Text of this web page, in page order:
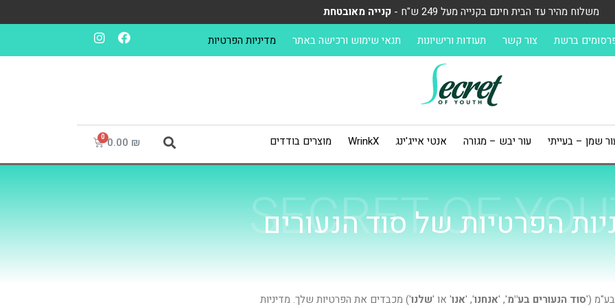
משלוח מהיר עד הבית חינם בקנייה מעל 249 ש"ח -
קנייה מאובטחת
ברשת צור קשר תעודות ורישיונות תנאי שימוש ורכישה באתר מדיניות הפרטיות
שמן – בעייתי עור יבש – מגורה אנטי אייג'ינג WrinkX מוצרים בודדים ₪
SECRET OF
הפרטיות של סוד הנעורים
בע"מ ('סוד הנעורים בע"מ', 'אנחנו', 'אנו' או 'שלנו') מכבדים את הפרטיות שלך. מדיניות